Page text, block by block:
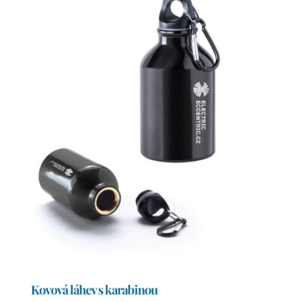
Kovová láhev s karabinou